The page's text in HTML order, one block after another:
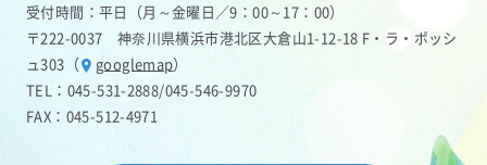
受付時間：平日（月～金曜日／9：00～17：00）
〒222-0037 神奈川県横浜市港北区大倉山1-12-18 F・ラ・ポッシ
ュ303（
googlemap）
TEL： 045-531-2888/045-546-9970
FAX：045-512-4971